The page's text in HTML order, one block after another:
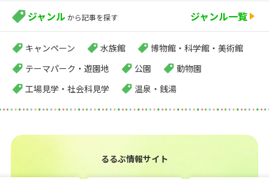
ジャンル から記事を探す ジャンル一覧
キャンペーン 水族館
博物館・科学館・美術館
テーマパーク・遊園地
公園
動物園
工場見学・社会科見学
温泉・銭湯
るるぶ情報サイト